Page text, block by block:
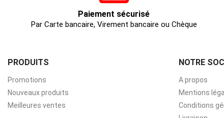
Paiement sécurisé
Par Carte bancaire, Virement bancaire ou Chèque
PRODUITS
Promotions
Nouveaux produits
Meilleures ventes
NOTRE
A propos
Mentions
Conditions